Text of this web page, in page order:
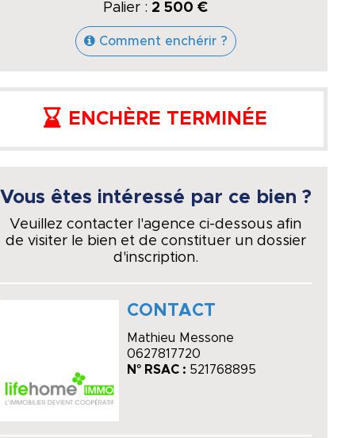
Palier : 2 500 €
Comment enchérir ?
ENCHÈRE TERMINÉE
Vous êtes intéressé par ce bien ?
Veuillez contacter l'agence ci-dessous afin
de visiter le bien et de constituer un dossier
d'inscription.
CONTACT
Mathieu Messone
0627817720
N° RSAC : 521768895